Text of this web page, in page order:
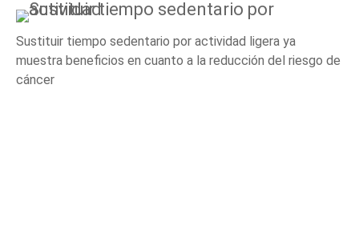
Sustituir tiempo sedentario por actividad ligera ya
muestra beneficios en cuanto a la reducción del riesgo de
cáncer